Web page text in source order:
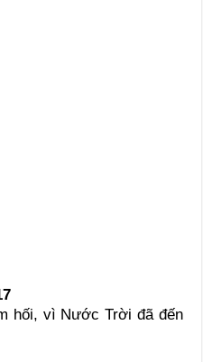
hối, vì Nước Trời đã đến